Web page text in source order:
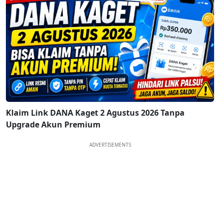
Klaim Link DANA Kaget 2 Agustus 2026 Tanpa
Upgrade Akun Premium
ADVERTISEMENTS